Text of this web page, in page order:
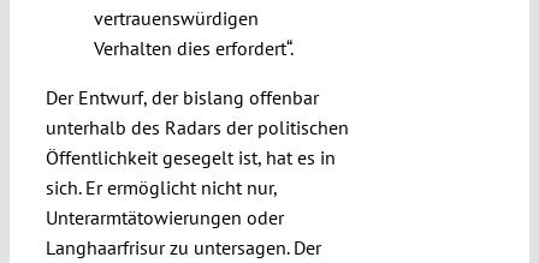
vertrauenswürdigen
Verhalten dies erfordert“.
Der Entwurf, der bislang offenbar
unterhalb des Radars der politischen
Öffentlichkeit gesegelt ist, hat es in
sich. Er ermöglicht nicht nur,
Unterarmtätowierungen oder
Langhaarfrisur zu untersagen. Der